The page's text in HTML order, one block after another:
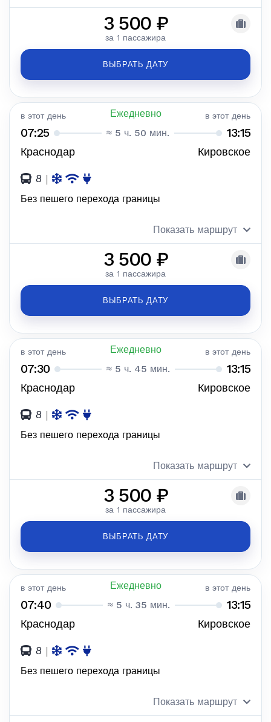
3 500 ₽
за 1 пассажира
ВЫБРАТЬ ДАТУ
в этот день Ежедневно в этот день
07:25 ≈ 5 ч. 50 мин. 13:15
Краснодар Кировское
8 |
Без пешего перехода границы
Показать маршрут
3 500 ₽
за 1 пассажира
ВЫБРАТЬ ДАТУ
в этот день Ежедневно в этот день
07:30 ≈ 5 ч. 45 мин. 13:15
Краснодар Кировское
8 |
Без пешего перехода границы
Показать маршрут
3 500 ₽
за 1 пассажира
ВЫБРАТЬ ДАТУ
в этот день Ежедневно в этот день
07:40 ≈ 5 ч. 35 мин. 13:15
Краснодар Кировское
8 |
Без пешего перехода границы
Показать маршрут